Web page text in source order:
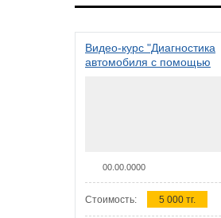
Видео-курс "Диагностика
автомобиля с помощью
00.00.0000
Стоимость: 5 000 тг.